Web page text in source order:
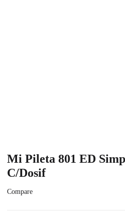
Mi Pileta 801 ED
C/Dosif
Compare